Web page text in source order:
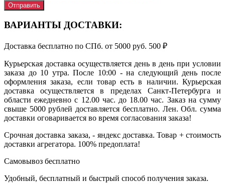
ВАРИАНТЫ ДОСТАВКИ:
Доставка бесплатно по СПб. от 5000 руб. 500 ₽
Курьерская доставка осуществляется день в день при условии
заказа до 10 утра. После 10:00 - на следующий день после
оформления заказа, если товар есть в наличии. Курьерская
доставка осуществляется в пределах Санкт-Петербурга и
области ежедневно с 12.00 час. до 18.00 час. Заказ на сумму
свыше 5000 рублей доставляется бесплатно. Лен. Обл. сумма
доставки оговаривается во время согласования заказа!
Срочная доставка заказа, - яндекс доставка. Товар + стоимость
доставки агрегатора. 100% предоплата!
Самовывоз бесплатно
Удобный, бесплатный и быстрый способ получения заказа.